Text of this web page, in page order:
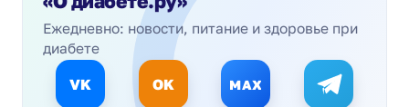
Ежедневно: новости, питание и здоровье при
диабете
VK OK MAX